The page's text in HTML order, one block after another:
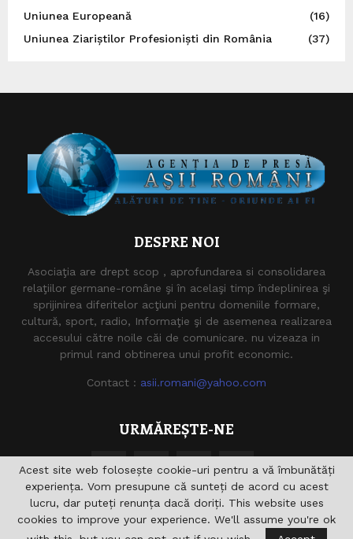
Uniunea Europeană
(16)
Uniunea Ziariștilor Profesioniști din România
(37)
DESPRE NOI
Asociaţia are drept scop , aprofundarea si consolidarea
relaţiilor germane-române şi în acelaşi timp îndeplinirea şi
sprijinirea diferitelor acţiuni pentru domeniile formare,
cultură, sport, radio, Informaţie şi de asemenea realizarea
accesului către noile căi de comunicare. nu vizeaza in
primul rand obtinerea unui profit economic.
Contact : asii.romani@yahoo.com
URMĂREȘTE-NE
Acest site web folosește cookie-uri pentru a vă îmbunătăți
experiența. Vom presupune că sunteți de acord cu acest
lucru, dar puteți renunța dacă doriți. This website uses
cookies to improve your experience. We'll assume you're ok